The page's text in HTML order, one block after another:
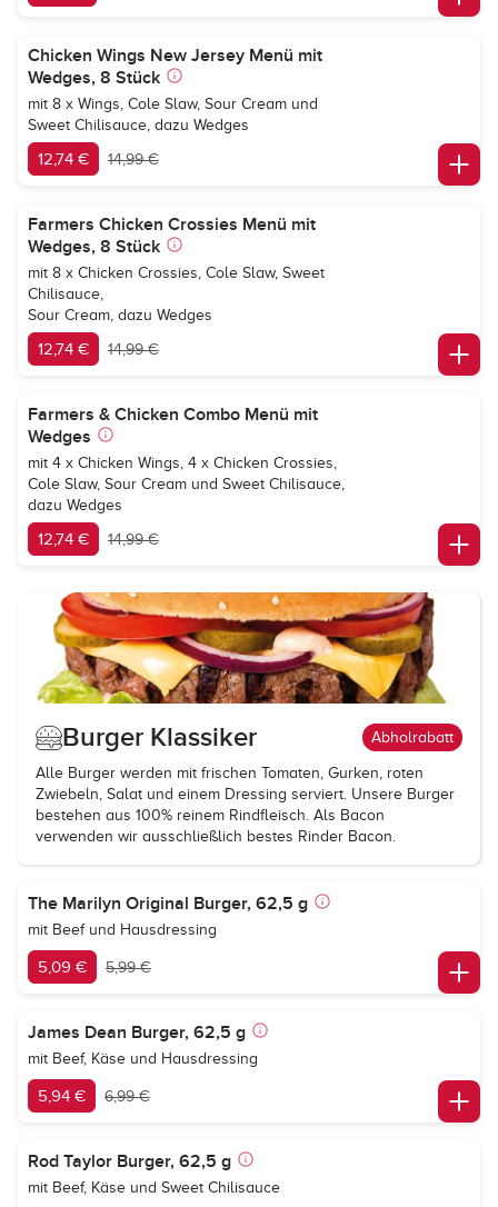
Chicken Wings New Jersey Menü mit
Wedges, 8 Stück
mit 8 x Wings, Cole Slaw, Sour Cream und
Sweet Chilisauce, dazu Wedges
12,74 € 14,99 €
Farmers Chicken Crossies Menü mit
Wedges, 8 Stück
mit 8 x Chicken Crossies, Cole Slaw, Sweet
Chilisauce,
Sour Cream, dazu Wedges
12,74 € 14,99 €
Farmers & Chicken Combo Menü mit
Wedges
mit 4 x Chicken Wings, 4 x Chicken Crossies,
Cole Slaw, Sour Cream und Sweet Chilisauce,
dazu Wedges
12,74 € 14,99 €
Burger Klassiker Abholrabatt
Alle Burger werden mit frischen Tomaten, Gurken, roten
Zwiebeln, Salat und einem Dressing serviert. Unsere Burger
bestehen aus 100% reinem Rindfleisch. Als Bacon
verwenden wir ausschließlich bestes Rinder Bacon.
The Marilyn Original Burger, 62,5 g
mit Beef und Hausdressing
5,09 € 5,99 €
James Dean Burger, 62,5 g
mit Beef, Käse und Hausdressing
5,94 € 6,99 €
Rod Taylor Burger, 62,5 g
mit Beef, Käse und Sweet Chilisauce